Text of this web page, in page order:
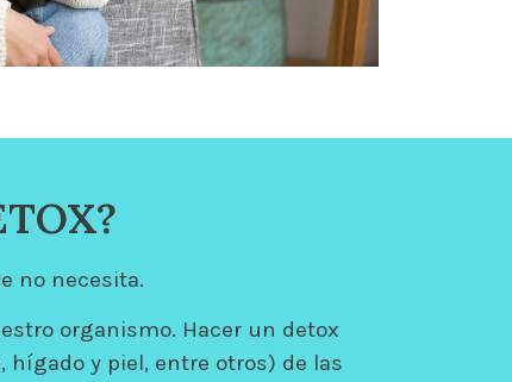
no necesita.
organismo. Hacer un detox
y piel, entre otros) de las